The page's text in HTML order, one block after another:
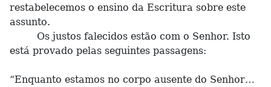
restabelecemos o ensino da Escritura sobre este
assunto.
Os justos falecidos estão com o Senhor. Isto
está provado pelas seguintes passagens:
“Enquanto estamos no corpo ausente do Senhor…